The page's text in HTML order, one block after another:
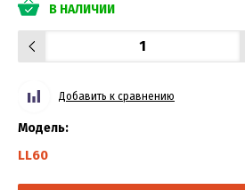
В НАЛИЧИИ
Добавить к сравнению
Модель:
LL60